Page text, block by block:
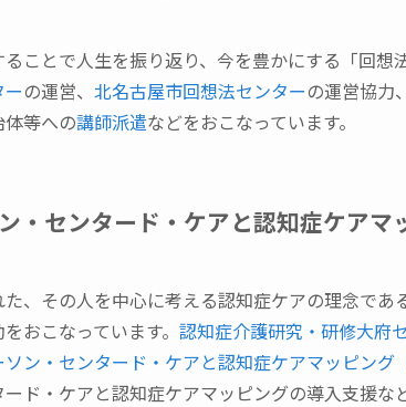
ことで人生を振り返り、今を豊かにする「回想
の運営、 北名古屋市回想法センターの運営協力
等への講師派遣などをおこなっています。
・センタード・ケアと認知症ケアマ
、その人を中心に考える認知症ケアの理念で
おこなっています。 認知症介護研究・研修大府
ソン・センタード・ケアと認知症ケアマッピング
ド・ケアと認知症ケアマッピングの導入支援な